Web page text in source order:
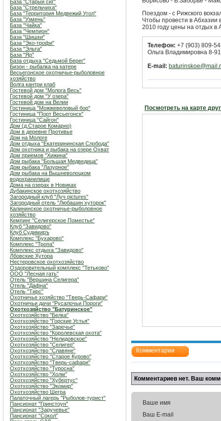
База "Старый сиг"
База "Стрельчиха"
База "Территория Медвежий Угол"
База "Узмень"
База "Чайка"
База "Чемпион"
База "Шишки"
База "Эко-трофи"
База "Эльта"
База "Яр"
База отдыха "Седьмой Берег"
Бизон - рыбалка на катере
Весьегонское охотничье-рыболовное
хозяйство
Волга кантри клаб
Гостевой дом "Молога Весь"
Гостевой дом "У озера"
Гостевой дом на Велии
Гостиница "Можжевеловый бор"
Гостиница "Порт Весьегонск"
Гостиница "Сайгон"
Дом (д.Старое Комарно)
Дом в деревне Противье
Дом на Мологе
Дом отдыха "Екатерининская Слобода"
Дом охотника и рыбака на озере Охват
Дом приемов "Хижина"
Дом рыбака "Большая Медведица"
Дом рыбака "Лазурное"
Дом рыбака на Вышневолоцком
водохранилище
Дома на озерах в Новиках
Дубакинское охотхозяйство
Загородный клуб "Луч pictures"
Загородный отель "Любашин хуторок"
Калининское охотничье-рыболовное
хозяйство
Кемпинг "Селигерское Поместье"
Клуб "Завидово"
Клуб Судимиръ
Комплекс "Бухарово"
Комплекс "Тропа"
Комплекс отдыха "Завидово"
Лбовские Хутора
Нестеровское охотхозяйство
Оздоровительный комплекс "Тетьково"
ООО "Лесная гать"
Отель "Вершина Селигера"
Отель "Дафна"
Отель "Тирс"
Охотничье хозяйство "Тверь-Сафари"
Охотничьи дачи "Русалочьи Пороги"
Охотхозяйство "Батуринское"
Охотхозяйство "Белка"
Охотхозяйство "Горские Устья"
Охотхозяйство "Заречье"
Охотхозяйство "Королевская охота"
Охотхозяйство "Нелидовское"
Охотхозяйство "Селигер"
Охотхозяйство "Славяне"
Охотхозяйство "Старое Курово"
Охотхозяйство "Тверь-сафари"
Охотхозяйство "Туросна"
Охотхозяйство "Холм"
Охотхозяйство "Хубертус"
Охотхозяйство "Экомир"
Охотхозяйство Шегра
Палаточный лагерь "Рыболов-турист"
Пансионат "Гринстоун"
Пансионат "Заручевье"
Пансионат "Сокол"
Поездом - с Рижского
Чтобы провести в Абхазии
2010 году цены на отдых в
Телефон: +7 (903) 809-
Ольга Владимировна 8-
E-mail:
Посмотреть на карте
Комментарии
Комментариев нет. Ваш
Ваше имя
Ваш E-mail